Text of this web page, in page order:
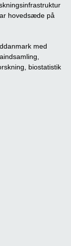
hovedsæde på
med
biostatistik